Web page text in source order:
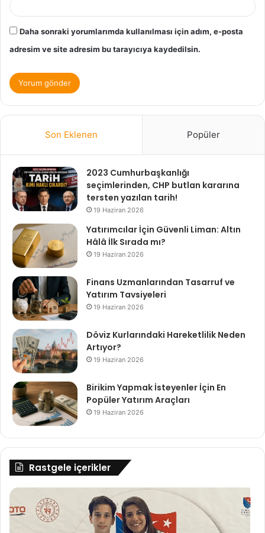
Daha sonraki yorumlarımda kullanılması için adım, e-posta
adresim ve site adresim bu tarayıcıya kaydedilsin.
Son Eklenen Popüler
2023 Cumhurbaşkanlığı
seçimlerinden, CHP butlan kararına
tersten yazılan tarih!
19 Haziran 2026
Yatırımcılar İçin Güvenli Liman: Altın
Hâlâ İlk Sırada mı?
19 Haziran 2026
Finans Uzmanlarından Tasarruf ve
Yatırım Tavsiyeleri
19 Haziran 2026
Döviz Kurlarındaki Hareketlilik Neden
Artıyor?
19 Haziran 2026
Birikim Yapmak İsteyenler İçin En
Popüler Yatırım Araçları
19 Haziran 2026
Rastgele içerikler
Belediyesi